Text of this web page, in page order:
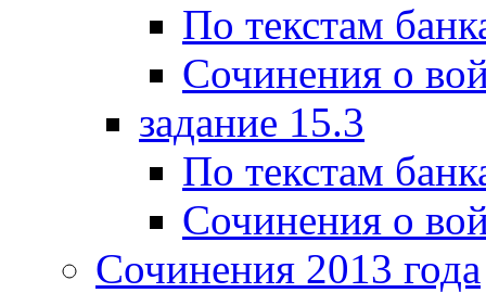
По текстам
Сочинения о
задание 15.3
По текстам
Сочинения о
Сочинения 2013 года